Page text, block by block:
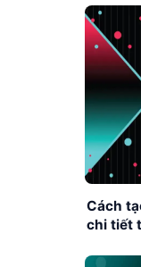
Cách
chi tiết